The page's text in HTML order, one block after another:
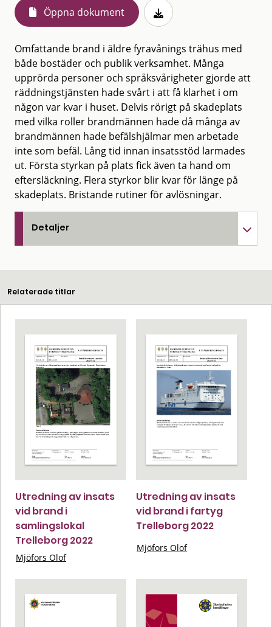
Öppna dokument
Omfattande brand i äldre fyravånings trähus med
både bostäder och publik verksamhet. Många
upprörda personer och språksvårigheter gjorde att
räddningstjänsten hade svårt i att få klarhet i om
någon var kvar i huset. Delvis rörigt på skadeplats
med vilka roller brandmännen hade då många av
brandmännen hade befälshjälmar men arbetade
inte som befäl. Lång tid innan insatsstöd larmades
ut. Första styrkan på plats fick även ta hand om
eftersläckning. Flera styrkor blir kvar för länge på
skadeplats. Bristande rutiner för avlösningar.
Detaljer
Relaterade titlar
Utredning av insats
vid brand i
samlingslokal
Trelleborg 2022
Mjöfors Olof
Utredning av insats
vid brand i fartyg
Trelleborg 2022
Mjöfors Olof